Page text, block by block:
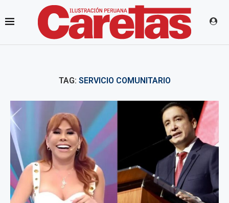
TAG: SERVICIO COMUNITARIO